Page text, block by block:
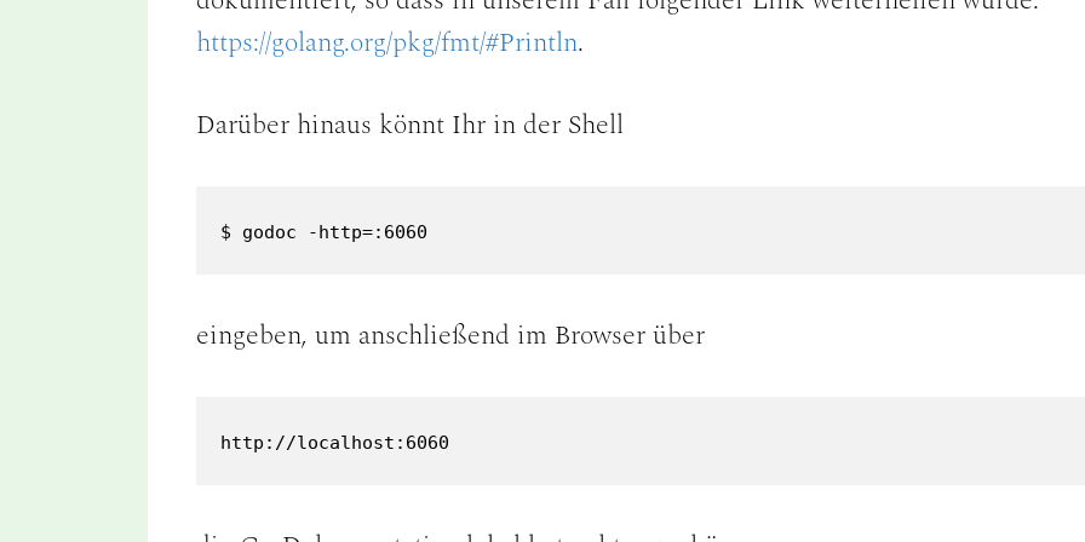
https://golang.org/pkg/fmt/#Println.
Darüber hinaus könnt Ihr in der Shell
$ godoc -http=:6060
eingeben, um anschließend im Browser über
http://localhost:6060